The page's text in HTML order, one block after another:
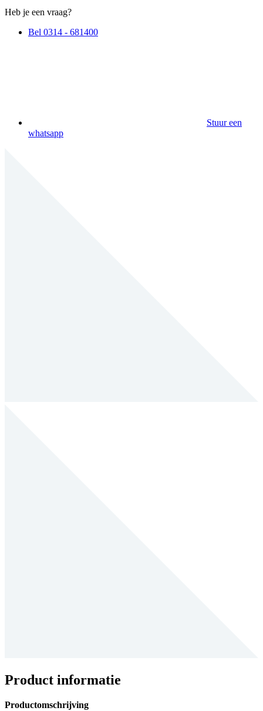
Heb je een vraag?
Bel 0314 - 681400
Stuur een
whatsapp
Product informatie
Productomschrijving